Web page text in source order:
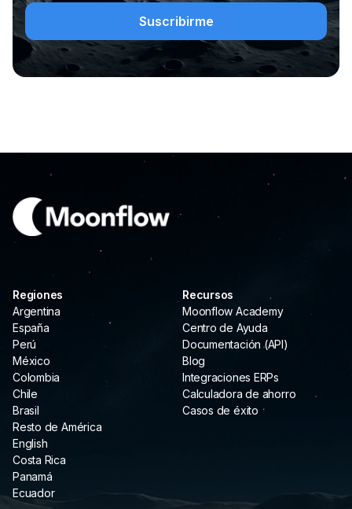
Regiones
Argentina
España
Perú
México
Colombia
Chile
Brasil
Resto de América
English
Costa Rica
Panamá
Ecuador
Recursos
Moonflow Academy
Centro de Ayuda
Documentación (API)
Blog
Integraciones ERPs
Calculadora de ahorro
Casos de éxito